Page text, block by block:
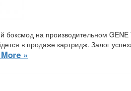
боксмод на производительном GENE
в продаже картридж. Залог
»